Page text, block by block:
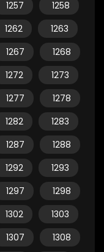
1257
1258
1262
1263
1267
1268
1272
1273
1277
1278
1282
1283
1287
1288
1292
1293
1297
1298
1302
1303
1307
1308